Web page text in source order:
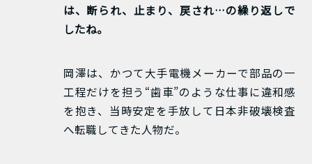
は、断られ、止まり、戻され…の繰り返しで
したね。
岡澤は、かつて大手電機メーカーで部品の一
工程だけを担う“歯車”のような仕事に違和感
を抱き、当時安定を手放して日本非破壊検査
へ転職してきた人物だ。